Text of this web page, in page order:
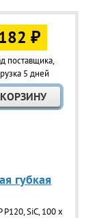
₽
поставщика,
5 дней
губкая
SiC, 100 х